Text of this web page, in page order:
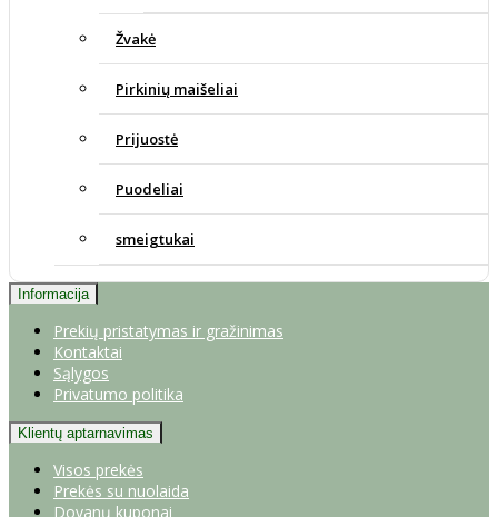
Žvakė
Pirkinių maišeliai
Prijuostė
Puodeliai
smeigtukai
Informacija
Prekių pristatymas ir gražinimas
Kontaktai
Sąlygos
Privatumo politika
Klientų aptarnavimas
Visos prekės
Prekės su nuolaida
Dovanų kuponai